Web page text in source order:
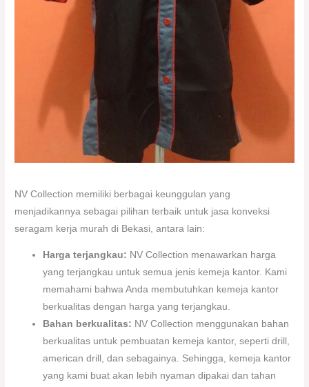
NV Collection memiliki berbagai keunggulan yang
menjadikannya sebagai pilihan terbaik untuk jasa konveksi
seragam kerja murah di Bekasi, antara lain:
Harga terjangkau: NV Collection menawarkan harga
yang terjangkau untuk semua jenis kemeja kantor. Kami
memahami bahwa Anda membutuhkan kemeja kantor
berkualitas dengan harga yang terjangkau.
Bahan berkualitas: NV Collection menggunakan bahan
berkualitas untuk pembuatan kemeja kantor, seperti drill,
american drill, dan sebagainya. Sehingga, kemeja kantor
yang kami buat akan lebih nyaman dipakai dan tahan